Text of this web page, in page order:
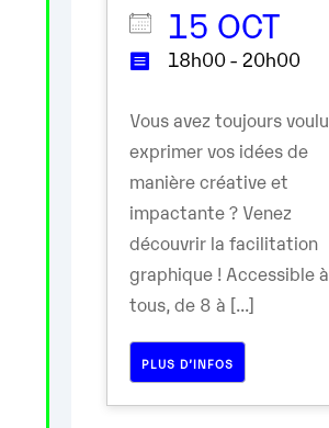
15 OCT
18h00 - 20h00
Vous avez toujours voulu
exprimer vos idées de
manière créative et
impactante ? Venez
découvrir la facilitation
graphique ! Accessible à
tous, de 8 à [...]
PLUS D’INFOS